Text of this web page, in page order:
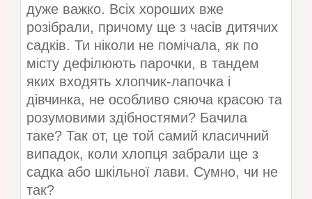
дуже важко. Всіх хороших вже
розібрали, причому ще з часів дитячих
садків. Ти ніколи не помічала, як по
місту дефілюють парочки, в тандем
яких входять хлопчик-лапочка і
дівчинка, не особливо сяюча красою та
розумовими здібностями? Бачила
таке? Так от, це той самий класичний
випадок, коли хлопця забрали ще з
садка або шкільної лави. Сумно, чи не
так?